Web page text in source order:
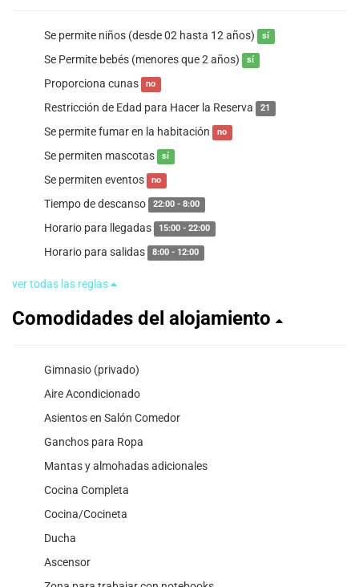
Se permite niños (desde 02 hasta 12 años) sí
Se Permite bebés (menores que 2 años) sí
Proporciona cunas no
Restricción de Edad para Hacer la Reserva 21
Se permite fumar en la habitación no
Se permiten mascotas sí
Se permiten eventos no
Tiempo de descanso 22:00 - 8:00
Horario para llegadas 15:00 - 22:00
Horario para salidas 8:00 - 12:00
ver todas las reglas
Comodidades del alojamiento
Gimnasio (privado)
Aire Acondicionado
Asientos en Salón Comedor
Ganchos para Ropa
Mantas y almohadas adicionales
Cocina Completa
Cocina/Cocineta
Ducha
Ascensor